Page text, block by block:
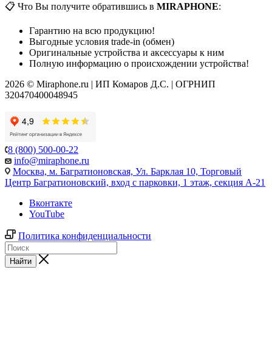
📋 Что Вы получите обратившись в MIRAPHONE:
Гарантию на всю продукцию!
Выгодные условия trade-in (обмен)
Оригинальные устройства и аксессуары к ним
Полную информацию о происхождении устройства!
2026 © Miraphone.ru | ИП Комаров Д.С. | ОГРНИП
320470400048945
8 (800) 500-00-22
info@miraphone.ru
Москва, м. Багратионовская, Ул. Барклая 10, Торговый
Центр Багратионовский, вход с парковки, 1 этаж, секция А-21
Вконтакте
YouTube
Политика конфиденциальности
Найти